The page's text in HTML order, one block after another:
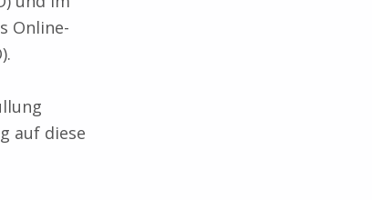
Online-
auf diese